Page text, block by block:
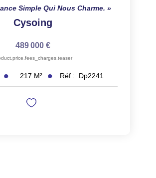
Simple Qui Nous Charme.
Cysoing
489 000 €
217 M² Réf : Dp2241